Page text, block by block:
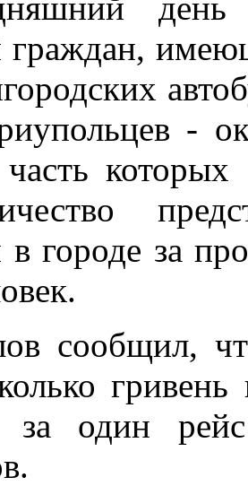
граждан,
-
часть
в городе за
сообщил,
один